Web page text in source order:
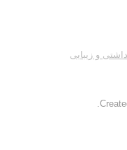
و زیبایی